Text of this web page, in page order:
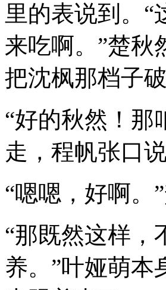
里的表说到。
来吃啊。”楚秋
把沈枫那档子
“好的秋然！那
走，程帆张口
“嗯嗯，好啊。
“那既然这样，
养。”叶娅萌本